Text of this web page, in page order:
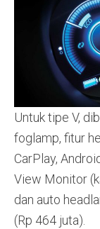
Untuk tipe V,
foglamp, fitur
CarPlay,
View Monitor
dan auto
(Rp 464 juta).